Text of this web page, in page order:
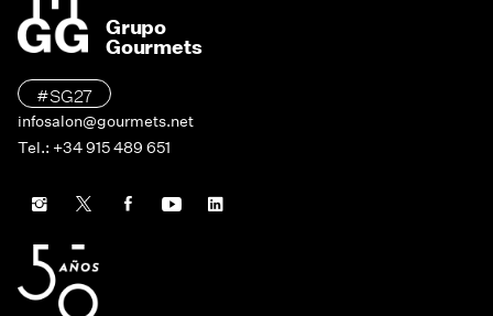
Grupo
Gourmets
#SG27
infosalon@gourmets.net
Tel.: +34 915 489 651